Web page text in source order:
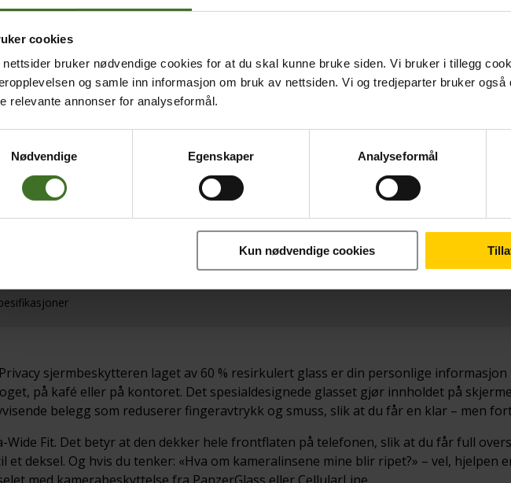
cookies
nettsider bruker nødvendige cookies for at du skal kunne bruke siden. Vi bruker i tillegg
og samle inn informasjon om bruk av nettsiden. Vi og tredjeparter bruker også
relevante annonser for analyseformål.
Nødvendige
Egenskaper Analyseformål
Kun nødvendige cookies
SAM S26 Ultra UWF
Betal nå
319,-
sjermbeskytteren laget av 60 % resirkulert glass er din personlige
på kafé eller på kontoret. Det spesialdesignede glasset gjør innholdet på
belegg som reduserer fingeravtrykk og smuss, slik at du får en klar – men
Wide Fit. Det betyr at den dekker hele frontflaten på telefonen, slik at du får full
et deksel. Og hvis du tenker: «Hva om kameralinsene mine blir ripet?» – vel, hjelpen
med kamerabeskyttelse fra PanzerGlass eller CellularLine.